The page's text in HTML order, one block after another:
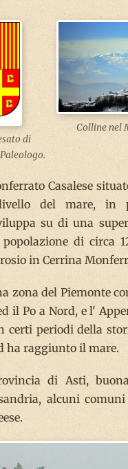
di
Colline nel
Casalese
del mare, in
su di una
di circa
in Cerrina
zona del Piemonte
il Po a Nord, e l'
certi periodi della
ha raggiunto il mare.
di Asti,
alcuni